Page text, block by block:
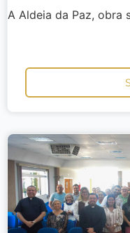
A Aldeia da Paz, obra